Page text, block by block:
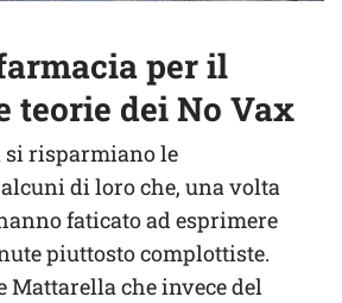
per il
teorie dei No Vax
si risparmiano le
di loro che, una volta
faticato ad esprimere
piuttosto complottiste.
Mattarella che invece del